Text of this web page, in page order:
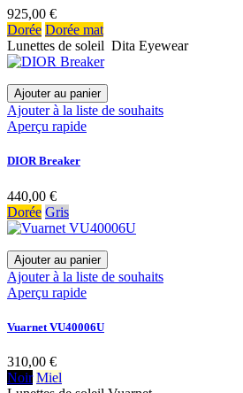
925,00 €
Dorée Dorée mat
Lunettes de soleil Dita Eyewear
Ajouter au panier
Ajouter à la liste de souhaits
Aperçu rapide
DIOR Breaker
440,00 €
Dorée Gris
Ajouter au panier
Ajouter à la liste de souhaits
Aperçu rapide
Vuarnet VU40006U
310,00 €
Noir Miel